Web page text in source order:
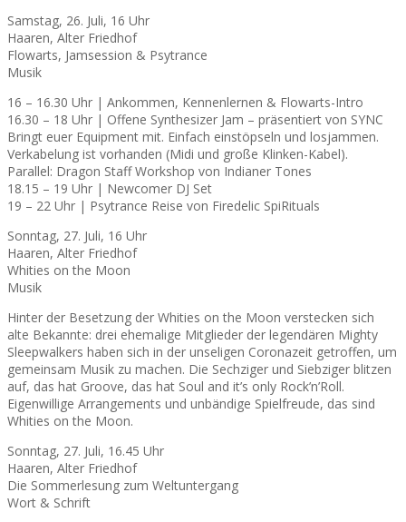
Samstag, 26. Juli, 16 Uhr
Haaren, Alter Friedhof
Flowarts, Jamsession & Psytrance
Musik
16 – 16.30 Uhr | Ankommen, Kennenlernen & Flowarts-Intro
16.30 – 18 Uhr | Offene Synthesizer Jam – präsentiert von SYNC
Bringt euer Equipment mit. Einfach einstöpseln und losjammen.
Verkabelung ist vorhanden (Midi und große Klinken-Kabel).
Parallel: Dragon Staff Workshop von Indianer Tones
18.15 – 19 Uhr | Newcomer DJ Set
19 – 22 Uhr | Psytrance Reise von Firedelic SpiRituals
Sonntag, 27. Juli, 16 Uhr
Haaren, Alter Friedhof
Whities on the Moon
Musik
Hinter der Besetzung der Whities on the Moon verstecken sich
alte Bekannte: drei ehemalige Mitglieder der legendären Mighty
Sleepwalkers haben sich in der unseligen Coronazeit getroffen, um
gemeinsam Musik zu machen. Die Sechziger und Siebziger blitzen
auf, das hat Groove, das hat Soul and it’s only Rock’n’Roll.
Eigenwillige Arrangements und unbändige Spielfreude, das sind
Whities on the Moon.
Sonntag, 27. Juli, 16.45 Uhr
Haaren, Alter Friedhof
Die Sommerlesung zum Weltuntergang
Wort & Schrift